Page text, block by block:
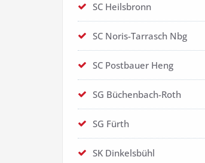
SC Heilsbronn
SC Noris-Tarrasch Nbg
SC Postbauer Heng
SG Büchenbach-Roth
SG Fürth
SK Dinkelsbühl